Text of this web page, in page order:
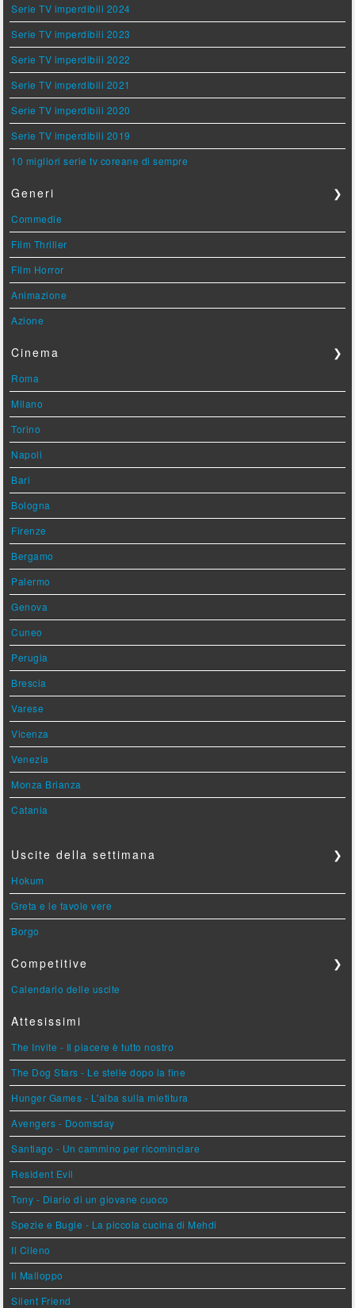
Serie TV imperdibili 2024
Serie TV imperdibili 2023
Serie TV imperdibili 2022
Serie TV imperdibili 2021
Serie TV imperdibili 2020
Serie TV imperdibili 2019
10 migliori serie tv coreane di sempre
Generi ❯
Commedie
Film Thriller
Film Horror
Animazione
Azione
Cinema ❯
Roma
Milano
Torino
Napoli
Bari
Bologna
Firenze
Bergamo
Palermo
Genova
Cuneo
Perugia
Brescia
Varese
Vicenza
Venezia
Monza Brianza
Catania
Uscite della settimana ❯
Hokum
Greta e le favole vere
Borgo
Competitive ❯
Calendario delle uscite
Attesissimi
The Invite - Il piacere è tutto nostro
The Dog Stars - Le stelle dopo la fine
Hunger Games - L'alba sulla mietitura
Avengers - Doomsday
Santiago - Un cammino per ricominciare
Resident Evil
Tony - Diario di un giovane cuoco
Spezie e Bugie - La piccola cucina di Mehdi
Il Cileno
Il Malloppo
Silent Friend